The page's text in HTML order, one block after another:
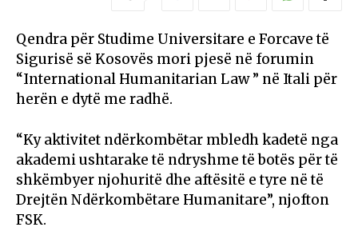
Qendra për Studime Universitare e Forcave të
Sigurisë së Kosovës mori pjesë në forumin
“International Humanitarian Law ” në Itali për
herën e dytë me radhë.
“Ky aktivitet ndërkombëtar mbledh kadetë nga
akademi ushtarake të ndryshme të botës për të
shkëmbyer njohuritë dhe aftësitë e tyre në të
Drejtën Ndërkombëtare Humanitare”, njofton
FSK.